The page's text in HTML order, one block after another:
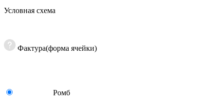
Условная схема
Фактура(форма ячейки)
Ромб